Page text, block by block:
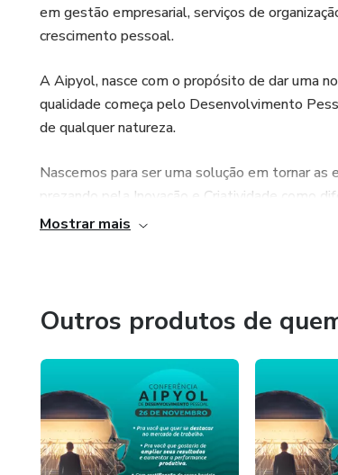
em gestão empresarial, serviços de
crescimento pessoal.
A Aipyol, nasce com o propósito de dar uma
qualidade começa pelo Desenvolvimento
de qualquer natureza.
Nascemos para ser uma solução em tornar
prezando pela Inovação e Criatividade como
Mostrar mais
Outros produtos de